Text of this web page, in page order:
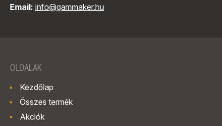
Email: info@gammaker.hu
OLDALAK
Kezdőlap
Összes termék
Akciók